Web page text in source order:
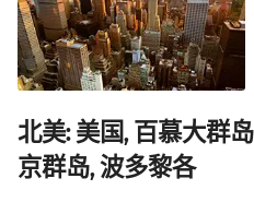
北美: 美国, 百慕大群
京群岛, 波多黎各